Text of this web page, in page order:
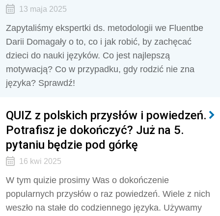
13 maja 2025
Zapytaliśmy ekspertki ds. metodologii we Fluentbe
Darii Domagały o to, co i jak robić, by zachęcać
dzieci do nauki języków. Co jest najlepszą
motywacją? Co w przypadku, gdy rodzić nie zna
języka? Sprawdź!
QUIZ z polskich przysłów i powiedzeń.
Potrafisz je dokończyć? Już na 5.
pytaniu będzie pod górkę
16 kwi 2025
W tym quizie prosimy Was o dokończenie
popularnych przysłów o raz powiedzeń. Wiele z nich
weszło na stałe do codziennego języka. Używamy